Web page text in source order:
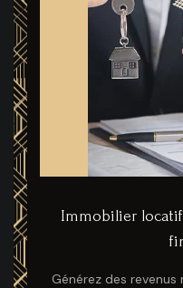
Immobilier
Générez des